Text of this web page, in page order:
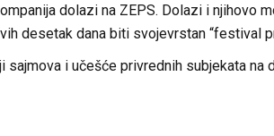
dolazi na ZEPS. Dolazi i njihovo
desetak dana biti svojevrstan “festival
i učešće privrednih subjekata na